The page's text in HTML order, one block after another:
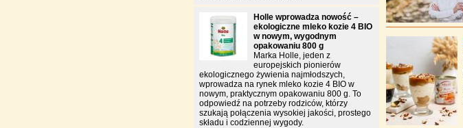
Holle wprowadza nowość –
ekologiczne mleko kozie 4 BIO
w nowym, wygodnym
opakowaniu 800 g
Marka Holle, jeden z
europejskich pionierów
ekologicznego żywienia najmłodszych,
wprowadza na rynek mleko kozie 4 BIO w
nowym, praktycznym opakowaniu 800 g. To
odpowiedź na potrzeby rodziców, którzy
szukają połączenia wysokiej jakości, prostego
składu i codziennej wygody.